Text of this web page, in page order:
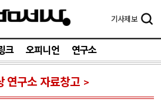
기사제보
크 오피니언 연구소
연구소 자료창고